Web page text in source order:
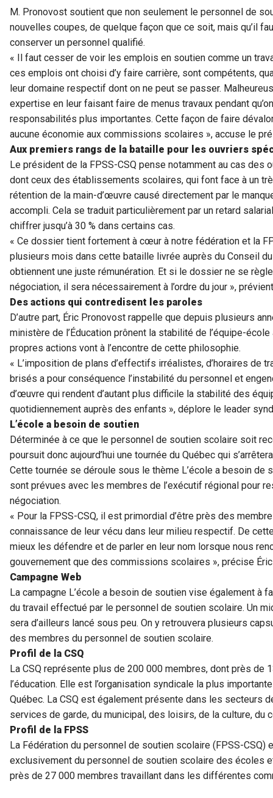
M. Pronovost soutient que non seulement le personnel de
nouvelles coupes, de quelque façon que ce soit, mais qu’il
conserver un personnel qualifié.
« Il faut cesser de voir les emplois en soutien comme un
ces emplois ont choisi d’y faire carrière, sont compétents,
leur domaine respectif dont on ne peut se passer.
expertise en leur faisant faire de menus travaux pendant
responsabilités plus importantes. Cette façon de faire
aucune économie aux commissions scolaires », accuse le
Aux premiers rangs de la bataille pour les ouvriers
Le président de la FPSS-CSQ pense notamment au cas
dont ceux des établissements scolaires, qui font face à un
rétention de la main-d’œuvre causé directement par le
accompli. Cela se traduit particulièrement par un retard
chiffrer jusqu’à 30 % dans certains cas.
« Ce dossier tient fortement à cœur à notre fédération et la
plusieurs mois dans cette bataille livrée auprès du Conseil
obtiennent une juste rémunération. Et si le dossier ne se
négociation, il sera nécessairement à l’ordre du jour »,
Des actions qui contredisent les paroles
D’autre part, Éric Pronovost rappelle que depuis plusieurs
ministère de l’Éducation prônent la stabilité de l’équipe-
propres actions vont à l’encontre de cette philosophie.
« L’imposition de plans d’effectifs irréalistes, d’horaires de
brisés a pour conséquence l’instabilité du personnel et
d’œuvre qui rendent d’autant plus difficile la stabilité des
quotidiennement auprès des enfants », déplore le leader
L’école a besoin de soutien
Déterminée à ce que le personnel de soutien scolaire soit
poursuit donc aujourd’hui une tournée du Québec qui
Cette tournée se déroule sous le thème L’école a besoin de
sont prévues avec les membres de l’exécutif régional pour
négociation.
« Pour la FPSS-CSQ, il est primordial d’être près des
connaissance de leur vécu dans leur milieu respectif. De
mieux les défendre et de parler en leur nom lorsque nous
gouvernement que des commissions scolaires », précise
Campagne Web
La campagne L’école a besoin de soutien vise également à
du travail effectué par le personnel de soutien scolaire. Un
sera d’ailleurs lancé sous peu. On y retrouvera plusieurs
des membres du personnel de soutien scolaire.
Profil de la CSQ
La CSQ représente plus de 200 000 membres, dont près de
l’éducation. Elle est l’organisation syndicale la plus
Québec. La CSQ est également présente dans les secteurs
services de garde, du municipal, des loisirs, de la culture, du
Profil de la FPSS
La Fédération du personnel de soutien scolaire (FPSS-
exclusivement du personnel de soutien scolaire des écoles
près de 27 000 membres travaillant dans les différentes